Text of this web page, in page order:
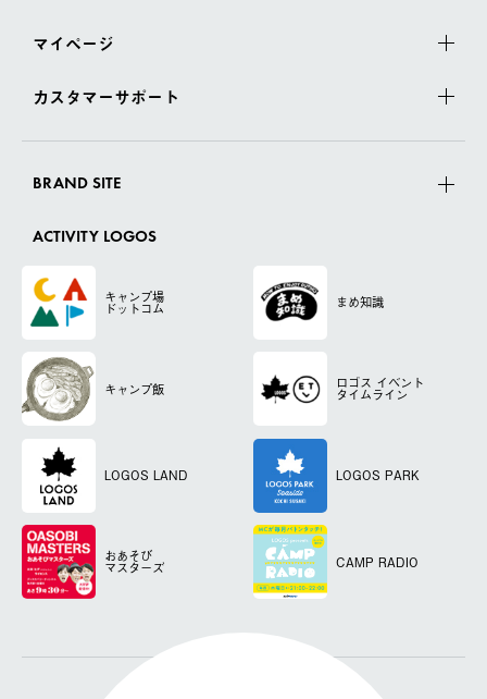
マイページ
カスタマーサポート
BRAND SITE
ACTIVITY LOGOS
キャンプ場
ドットコム まめ知識
キャンプ飯 ロゴス イベント
タイムライン
LOGOS LAND LOGOS PARK
おあそび
マスターズ CAMP RADIO